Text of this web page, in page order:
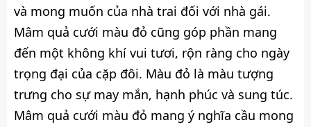
và mong muốn của nhà trai đối với nhà gái.
Mâm quả cưới màu đỏ cũng góp phần mang
đến một không khí vui tươi, rộn ràng cho ngày
trọng đại của cặp đôi. Màu đỏ là màu tượng
trưng cho sự may mắn, hạnh phúc và sung túc.
Mâm quả cưới màu đỏ mang ý nghĩa cầu mong